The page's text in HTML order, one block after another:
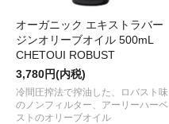
オーガニック エキストラバー
ジンオリーブオイル 500mL
CHETOUI ROBUST
3,780円(内税)
冷間圧搾法で搾油した、ロバスト味
のノンフィルター、アーリーハーベ
ストのオリーブオイル